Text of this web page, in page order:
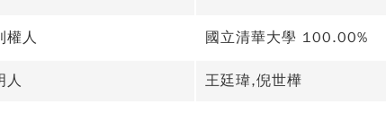
權人 國立清華大學 100.00%
人 王廷瑋,倪世樺